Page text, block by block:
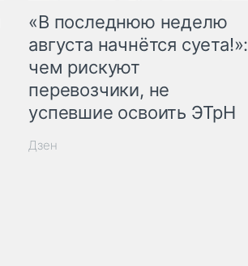
«В последнюю неделю
августа начнётся суета!»:
чем рискуют
перевозчики, не
успевшие освоить ЭТрН
Дзен